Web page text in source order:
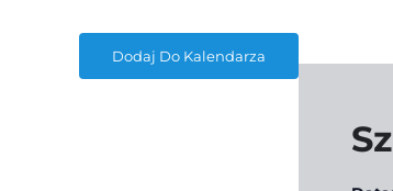
Dodaj Do Kalendarza